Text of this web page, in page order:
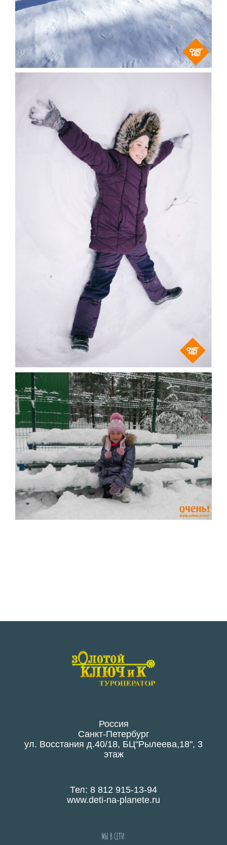
Россия
Санкт-Петербург
ул. Восстания д.40/18, БЦ"Рылеева,18", 3
этаж
Тел: 8 812 915-13-94
www.deti-na-planete.ru
МЫ В СЕТИ: